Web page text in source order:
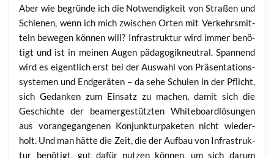
Aber wie begrün­de ich die Not­wen­dig­keit von Stra­ßen und
Schie­nen, wenn ich mich zwi­schen Orten mit Ver­kehrs­mit­
teln bewe­gen kön­nen will? Infra­struk­tur wird immer benö­
tigt und ist in mei­nen Augen päd­ago­gik­neu­tral. Span­nend
wird es eigent­lich erst bei der Aus­wahl von Prä­sen­ta­ti­ons­
sys­te­men und End­ge­rä­ten – da sehe Schu­len in der Pflicht,
sich Gedan­ken zum Ein­satz zu machen, damit sich die
Geschich­te der bea­mer­ge­stütz­ten White­board­lö­sun­gen
aus vor­an­ge­gan­ge­nen Kon­junk­tur­pa­ke­ten nicht wie­der­
holt. Und man hät­te die Zeit, die der Auf­bau von Infra­struk­
tur benö­tigt, gut dafür nut­zen kön­nen, um sich dar­um